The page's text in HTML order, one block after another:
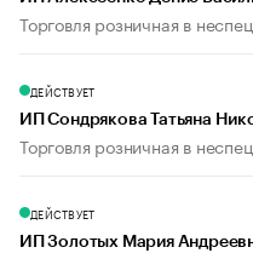
Торговля розничная в
ДЕЙСТВУЕТ
ИП Сондрякова Татьяна
Торговля розничная в
ДЕЙСТВУЕТ
ИП Золотых Мария